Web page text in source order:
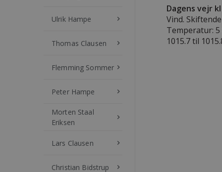
Ulrik Hampe keyboard_arrow_right
Thomas Clausen keyboard_arrow_right
Flemming Sommer keyboard_arrow_right
Peter Hampe keyboard_arrow_right
Morten Staal
Eriksen
keyboard_arrow_right
Lars Clausen keyboard_arrow_right
Christian Bidstrup keyboard_arrow_right
Dagens vejr kl
Vind.
Temperatur: 5
1015.7 til